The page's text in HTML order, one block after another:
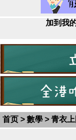
加到我
首页 > 數學 > 青衣